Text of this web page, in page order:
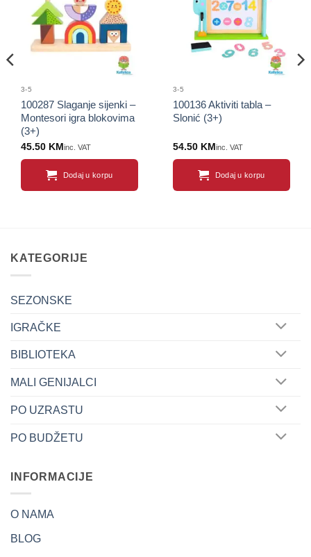
proizvod
3-5
100287 Slaganje sijenki –
Montesori igra blokovima
(3+)
45.50 KMinc. VAT
Dodaj u korpu
proizvod
3-5
100136 Aktiviti tabla –
Slonić (3+)
54.50 KMinc. VAT
Dodaj u korpu
KATEGORIJE
SEZONSKE
IGRAČKE
BIBLIOTEKA
MALI GENIJALCI
PO UZRASTU
PO BUDŽETU
INFORMACIJE
O NAMA
BLOG